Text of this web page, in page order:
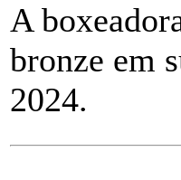
A
bronze em
2024.